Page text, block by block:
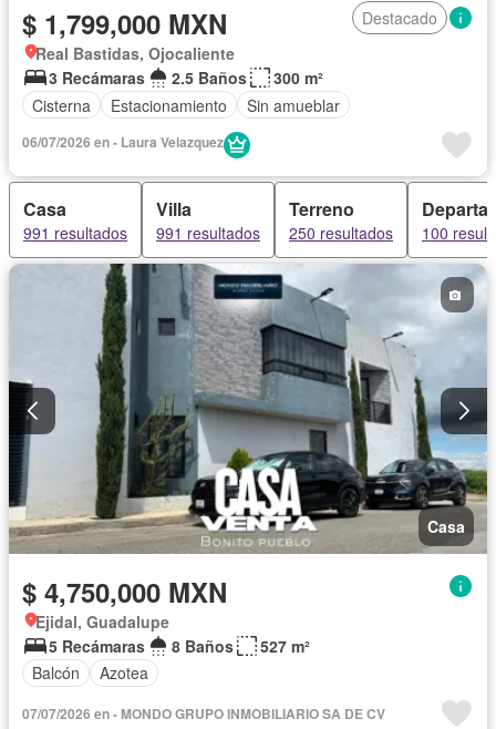
$ 1,799,000 MXN
Destacado
Real Bastidas, Ojocaliente
3 Recámaras
2.5 Baños
300 m²
Cisterna
Estacionamiento Sin amueblar
06/07/2026 en - Laura Velazquez
Casa
991 resultados
Villa
991 resultados
Terreno
250 resultados 100
Casa
$ 4,750,000 MXN
Ejidal, Guadalupe
5 Recámaras
8 Baños
527 m²
Balcón
Azotea
07/07/2026 en - MONDO GRUPO INMOBILIARIO SA DE CV